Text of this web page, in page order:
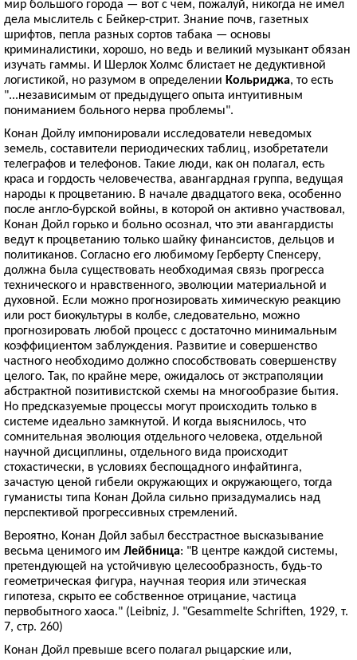
мир большого города — вот с чем, пожалуй, никогда не имел
дела мыслитель с Бейкер-стрит. Знание почв, газетных
шрифтов, пепла разных сортов табака — основы
криминалистики, хорошо, но ведь и великий музыкант обязан
изучать гаммы. И Шерлок Холмс блистает не дедуктивной
логистикой, но разумом в определении Кольриджа, то есть
"...независимым от предыдущего опыта интуитивным
пониманием больного нерва проблемы".
Конан Дойлу импонировали исследователи неведомых
земель, составители периодических таблиц, изобретатели
телеграфов и телефонов. Такие люди, как он полагал, есть
краса и гордость человечества, авангардная группа, ведущая
народы к процветанию. В начале двадцатого века, особенно
после англо-бурской войны, в которой он активно участвовал,
Конан Дойл горько и больно осознал, что эти авангардисты
ведут к процветанию только шайку финансистов, дельцов и
политиканов. Согласно его любимому Герберту Спенсеру,
должна была существовать необходимая связь прогресса
технического и нравственного, эволюции материальной и
духовной. Если можно прогнозировать химическую реакцию
или рост биокультуры в колбе, следовательно, можно
прогнозировать любой процесс с достаточно минимальным
коэффициентом заблуждения. Развитие и совершенство
частного необходимо должно способствовать совершенству
целого. Так, по крайне мере, ожидалось от экстраполяции
абстрактной позитивистской схемы на многообразие бытия.
Но предсказуемые процессы могут происходить только в
системе идеально замкнутой. И когда выяснилось, что
сомнительная эволюция отдельного человека, отдельной
научной дисциплины, отдельного вида происходит
стохастически, в условиях беспощадного инфайтинга,
зачастую ценой гибели окружающих и окружающего, тогда
гуманисты типа Конан Дойла сильно призадумались над
перспективой прогрессивных стремлений.
Вероятно, Конан Дойл забыл бесстрастное высказывание
весьма ценимого им Лейбница: "В центре каждой системы,
претендующей на устойчивую целесообразность, будь-то
геометрическая фигура, научная теория или этическая
гипотеза, скрыто ее собственное отрицание, частица
первобытного хаоса." (Leibniz, J. "Gesammelte Schriften, 1929, т.
7, стр. 260)
Конан Дойл превыше всего полагал рыцарские или,